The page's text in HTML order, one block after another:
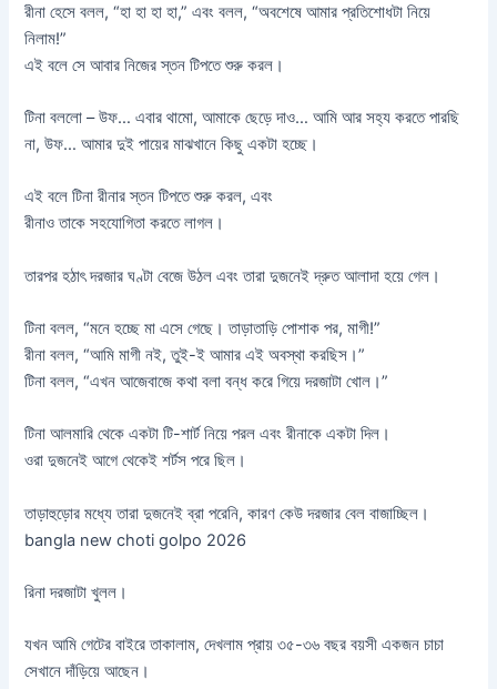
রীনা হেসে বলল, “হা হা হা হা,” এবং বলল, “অবশেষে আমার প্রতিশোধটা নিয়ে
নিলাম!”
এই বলে সে আবার নিজের স্তন টিপতে শুরু করল।
টিনা বললো – উফ… এবার থামো, আমাকে ছেড়ে দাও… আমি আর সহ্য করতে পারছি
না, উফ… আমার দুই পায়ের মাঝখানে কিছু একটা হচ্ছে।
এই বলে টিনা রীনার স্তন টিপতে শুরু করল, এবং
রীনাও তাকে সহযোগিতা করতে লাগল।
তারপর হঠাৎ দরজার ঘণ্টা বেজে উঠল এবং তারা দুজনেই দ্রুত আলাদা হয়ে গেল।
টিনা বলল, “মনে হচ্ছে মা এসে গেছে। তাড়াতাড়ি পোশাক পর, মাগী!”
রীনা বলল, “আমি মাগী নই, তুই-ই আমার এই অবস্থা করছিস।”
টিনা বলল, “এখন আজেবাজে কথা বলা বন্ধ করে গিয়ে দরজাটা খোল।”
টিনা আলমারি থেকে একটা টি-শার্ট নিয়ে পরল এবং রীনাকে একটা দিল।
ওরা দুজনেই আগে থেকেই শর্টস পরে ছিল।
তাড়াহুড়োর মধ্যে তারা দুজনেই ব্রা পরেনি, কারণ কেউ দরজার বেল বাজাচ্ছিল।
bangla new choti golpo 2026
রিনা দরজাটা খুলল।
যখন আমি গেটের বাইরে তাকালাম, দেখলাম প্রায় ৩৫-৩৬ বছর বয়সী একজন চাচা
সেখানে দাঁড়িয়ে আছেন।